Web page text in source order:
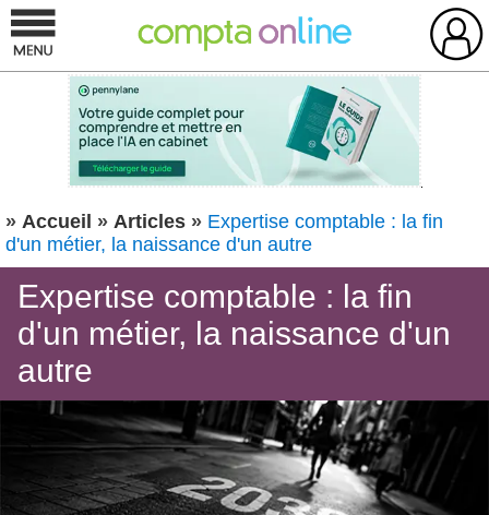
» Accueil » Articles » Expertise comptable : la fin
d'un métier, la naissance d'un autre
Expertise comptable : la fin
d'un métier, la naissance d'un
autre